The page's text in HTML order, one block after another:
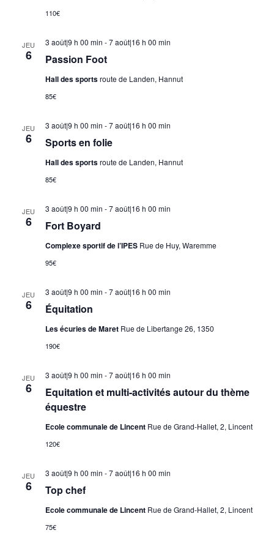
110€
JEU
6 Passion Foot
3 août|9 h 00 min -7 août|16 h 00 min
Hall des sportsroute de Landen, Hannut
85€
JEU
6 Sports en folie
3 août|9 h 00 min -7 août|16 h 00 min
Hall des sportsroute de Landen, Hannut
85€
JEU
6 Fort Boyard
3 août|9 h 00 min -7 août|16 h 00 min
Complexe sportif de l’IPES Rue de Huy, Waremme
95€
JEU
6 Équitation
3 août|9 h 00 min -7 août|16 h 00 min
Les écuries de Maret Rue de Libertange 26, 1350
190€
JEU
6
Equitation et multi-activités autour du thème
équestre
3 août|9 h 00 min -7 août|16 h 00 min
Ecole communale de Lincent Rue de Grand-Hallet, 2, Lincent
120€
JEU
6 Top chef
3 août|9 h 00 min -7 août|16 h 00 min
Ecole communale de Lincent Rue de Grand-Hallet, 2, Lincent
75€